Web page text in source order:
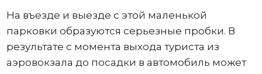
На въезде и выезде с этой маленькой
парковки образуются серьезные пробки. В
результате с момента выхода туриста из
аэровокзала до посадки в автомобиль может